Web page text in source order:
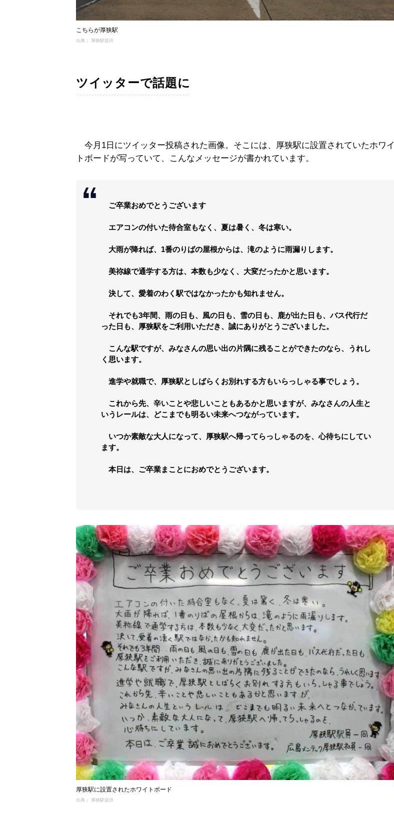
こちらが厚狭駅
出典： 厚狭駅提供
ツイッターで話題に
今月1日にツイッター投稿された画像。そこには、厚狭駅に設置されていたホワイ
トボードが写っていて、こんなメッセージが書かれています。
ご卒業おめでとうございます
エアコンの付いた待合室もなく、夏は暑く、冬は寒い。
大雨が降れば、1番のりばの屋根からは、滝のように雨漏りします。
美祢線で通学する方は、本数も少なく、大変だったかと思います。
決して、愛着のわく駅ではなかったかも知れません。
それでも3年間、雨の日も、風の日も、雪の日も、鹿が出た日も、バス代行だ
った日も、厚狭駅をご利用いただき、誠にありがとうございました。
こんな駅ですが、みなさんの思い出の片隅に残ることができたのなら、うれし
く思います。
進学や就職で、厚狭駅としばらくお別れする方もいらっしゃる事でしょう。
これから先、辛いことや悲しいこともあるかと思いますが、みなさんの人生と
いうレールは、どこまでも明るい未来へつながっています。
いつか素敵な大人になって、厚狭駅へ帰ってらっしゃるのを、心待ちにしてい
ます。
本日は、ご卒業まことにおめでとうございます。
厚狭駅に設置されたホワイトボード
出典： 厚狭駅提供